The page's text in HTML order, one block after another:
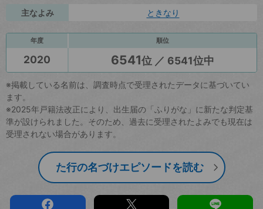
主なよみ ときなり
年度 順位
2020 6541位 ／ 6541位中
※掲載している名前は、調査時点で受理されたデータに基づいてい
ます。
※2025年戸籍法改正により、出生届の「ふりがな」に新たな判定基
準が設けられました。そのため、過去に受理されたよみでも現在は
受理されない場合があります。
た行の名づけエピソードを読む